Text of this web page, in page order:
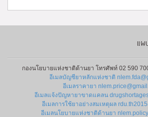
13.กลุ่มยา Antifungal drugs
45.กลุ่มยา Antihistamines for
1. Ketotifen
hydrogen
fumarate
tab 1 mg
แผ
กองนโยบายแห่งชาติด้านยา โทรศัพท์ 02 590
อีเมลบัญชียาหลักแห่งชาติ
อีเมลราคายา
อีเมลแจ้งปัญหายาขาดแคลน
อีเมลการใช้ยาอย่างสมเหตุผล
อีเมลนโยบายแห่งชาติด้านยา